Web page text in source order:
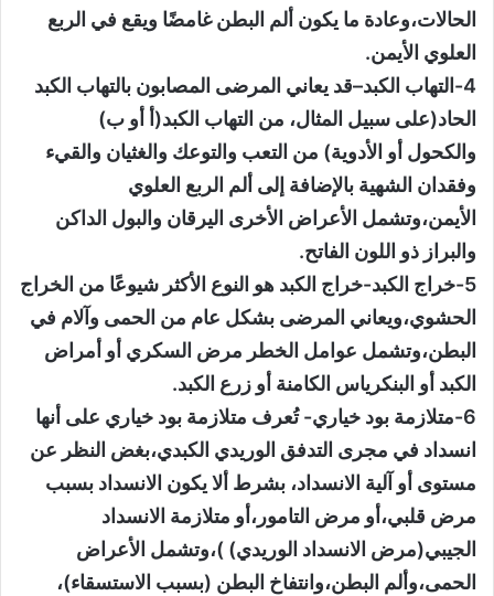
الحالات،وعادة ما يكون ألم البطن غامضًا ويقع في الربع
العلوي الأيمن.
4-التهاب الكبد–قد يعاني المرضى المصابون بالتهاب الكبد
الحاد(على سبيل المثال، من التهاب الكبد(أ أو ب)
والكحول أو الأدوية) من التعب والتوعك والغثيان والقيء
وفقدان الشهية بالإضافة إلى ألم الربع العلوي
الأيمن،وتشمل الأعراض الأخرى اليرقان والبول الداكن
والبراز ذو اللون الفاتح.
5-خراج الكبد-خراج الكبد هو النوع الأكثر شيوعًا من الخراج
الحشوي،ويعاني المرضى بشكل عام من الحمى وآلام في
البطن،وتشمل عوامل الخطر مرض السكري أو أمراض
الكبد أو البنكرياس الكامنة أو زرع الكبد.
6-متلازمة بود خياري- تُعرف متلازمة بود خياري على أنها
انسداد في مجرى التدفق الوريدي الكبدي،بغض النظر عن
مستوى أو آلية الانسداد، بشرط ألا يكون الانسداد بسبب
مرض قلبي،أو مرض التامور،أو متلازمة الانسداد
الجيبي(مرض الانسداد الوريدي) )،وتشمل الأعراض
الحمى،وألم البطن،وانتفاخ البطن (بسبب الاستسقاء)،